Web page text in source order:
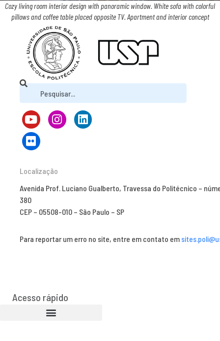
Cozy living room interior design with panoramic window. White sofa with colorful
pillows and coffee table placed opposite TV. Apartment and interior concept
Localização
Avenida Prof. Luciano Gualberto, Travessa do Politécnico –
380
CEP – 05508-010 – São Paulo – SP
Para reportar um erro no site, entre em contato em
Acesso rápido